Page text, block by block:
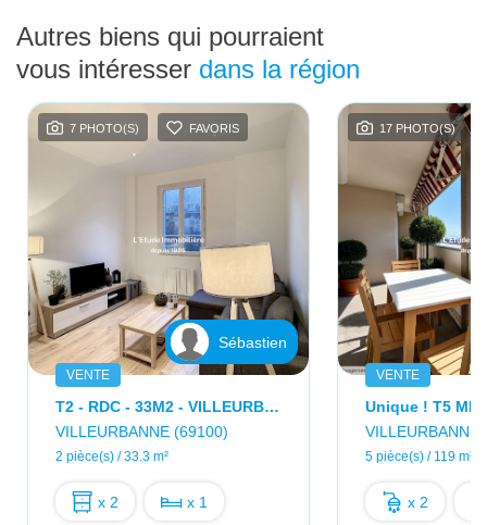
Autres biens qui pourraient
vous intéresser dans la région
7 PHOTO(S) FAVORIS
Sébastien
VENTE
T2 - RDC - 33M2 - VILLEURBANNE
VILLEURBANNE (69100)
2 pièce(s) / 33.3 m²
x 2 x 1
17 PHOTO(S)
VENTE
VILLEURBANNE
5 pièce(s) / 119 m²
x 2